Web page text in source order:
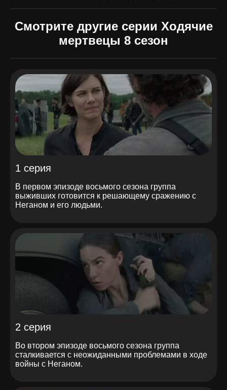
Смотрите другие серии Ходячие
мертвецы 8 сезон
1 серия
В первом эпизоде восьмого сезона группа
выживших готовится к решающему сражению с
Неганом и его людьми.
2 серия
Во втором эпизоде восьмого сезона группа
сталкивается с неожиданными проблемами в ходе
войны с Неганом.